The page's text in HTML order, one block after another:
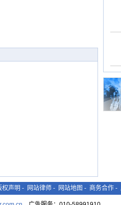
权声明 - 网站律师 - 网站地图 - 商务合作 -